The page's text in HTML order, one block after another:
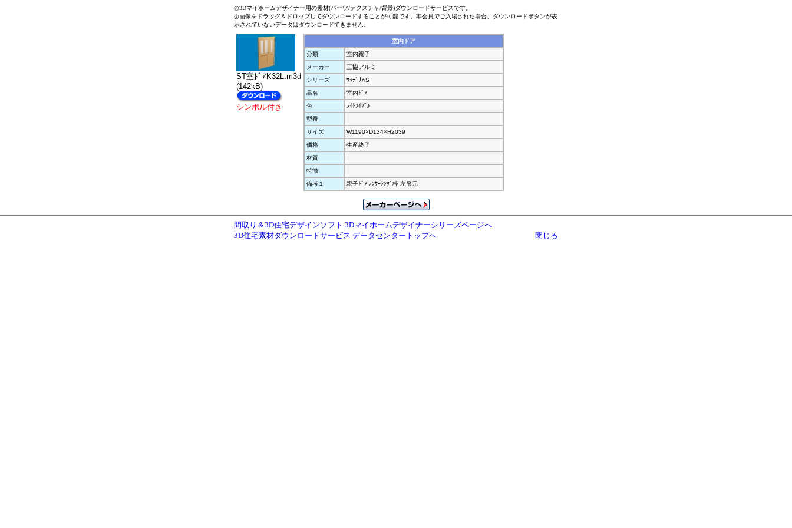
◎3Dマイホームデザイナー用の素材(パーツ/テクスチャ/背景)ダウンロードサービスです。
◎画像をドラッグ＆ドロップしてダウンロードすることが可能です。準会員でご入場された場合、ダウンロードボタンが表
示されていないデータはダウンロードできません。
ST室ﾄﾞｱK32L.m3d
(142kB)
シンボル付き
室内ドア
分類
室内親子
メーカー
三協アルミ
シリーズ
ｳｯﾃﾞﾘｱiS
品名
室内ﾄﾞｱ
色
ﾗｲﾄﾒｲﾌﾟﾙ
型番
サイズ
W1190×D134×H2039
価格
生産終了
材質
特徴
備考１
親子ﾄﾞｱ ﾉﾝｹｰｼﾝｸﾞ枠 左吊元
間取り＆3D住宅デザインソフト 3Dマイホームデザイナーシリーズページへ
3D住宅素材ダウンロードサービス データセンタートップへ
閉じる